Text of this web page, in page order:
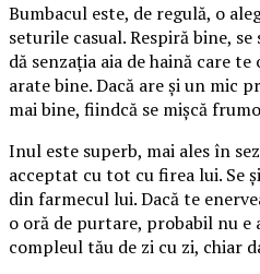
Bumbacul este, de regulă, o
seturile casual. Respiră bine,
dă senzația aia de haină care
arate bine. Dacă are și un mic
mai bine, fiindcă se mișcă
Inul este superb, mai ales în
acceptat cu tot cu firea lui. Se
din farmecul lui. Dacă te
o oră de purtare, probabil nu e
compleul tău de zi cu zi, chiar